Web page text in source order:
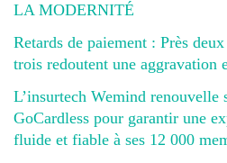
LA MODERNITÉ
Retards de paiement : Près
trois redoutent une aggravation
L’insurtech Wemind renouvelle
GoCardless pour garantir une
fluide et fiable à ses 12 000